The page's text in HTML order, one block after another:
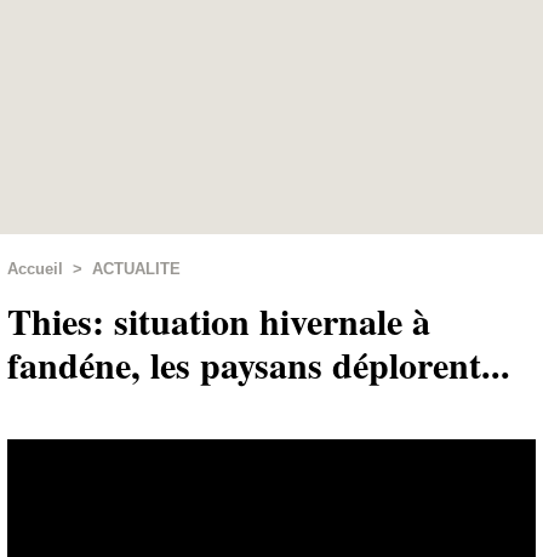
Accueil > ACTUALITE
Thies: situation hivernale à
fandéne, les paysans déplorent...